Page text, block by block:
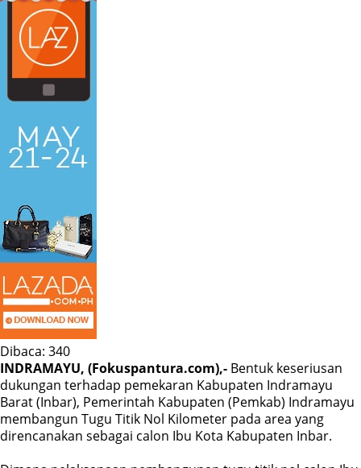
Dibaca: 340
INDRAMAYU, (Fokuspantura.com),- Bentuk keseriusan
dukungan terhadap pemekaran Kabupaten Indramayu
Barat (Inbar), Pemerintah Kabupaten (Pemkab) Indramayu
membangun Tugu Titik Nol Kilometer pada area yang
direncanakan sebagai calon Ibu Kota Kabupaten Inbar.